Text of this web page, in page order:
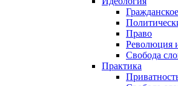
Право
Революция
Свобода
Практика